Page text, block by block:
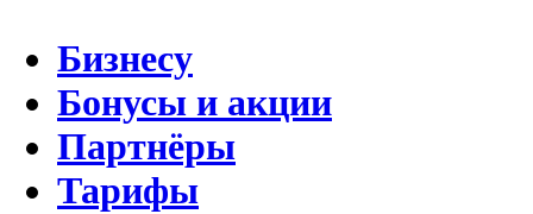
Бизнесу
Бонусы и акции
Партнёры
Тарифы